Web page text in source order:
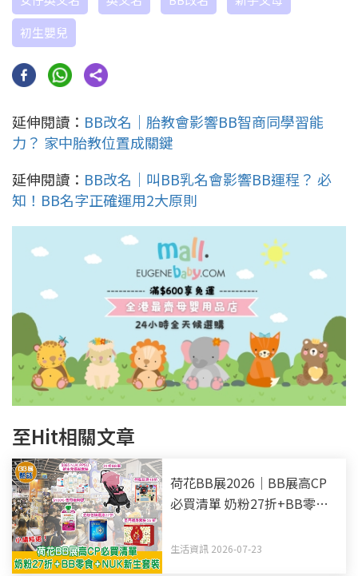
初生嬰兒
延伸閱讀： BB改名｜胎教會影響BB智商同學習能
力？ 家中胎教位置成關鍵
延伸閱讀： BB改名｜叫BB乳名會影響BB運程？ 必
知！BB名字正確運用2大原則
至Hit相關文章
荷花BB展2026｜BB展高CP
必買清單 奶粉27折+BB零食
生活資訊 2026-07-23